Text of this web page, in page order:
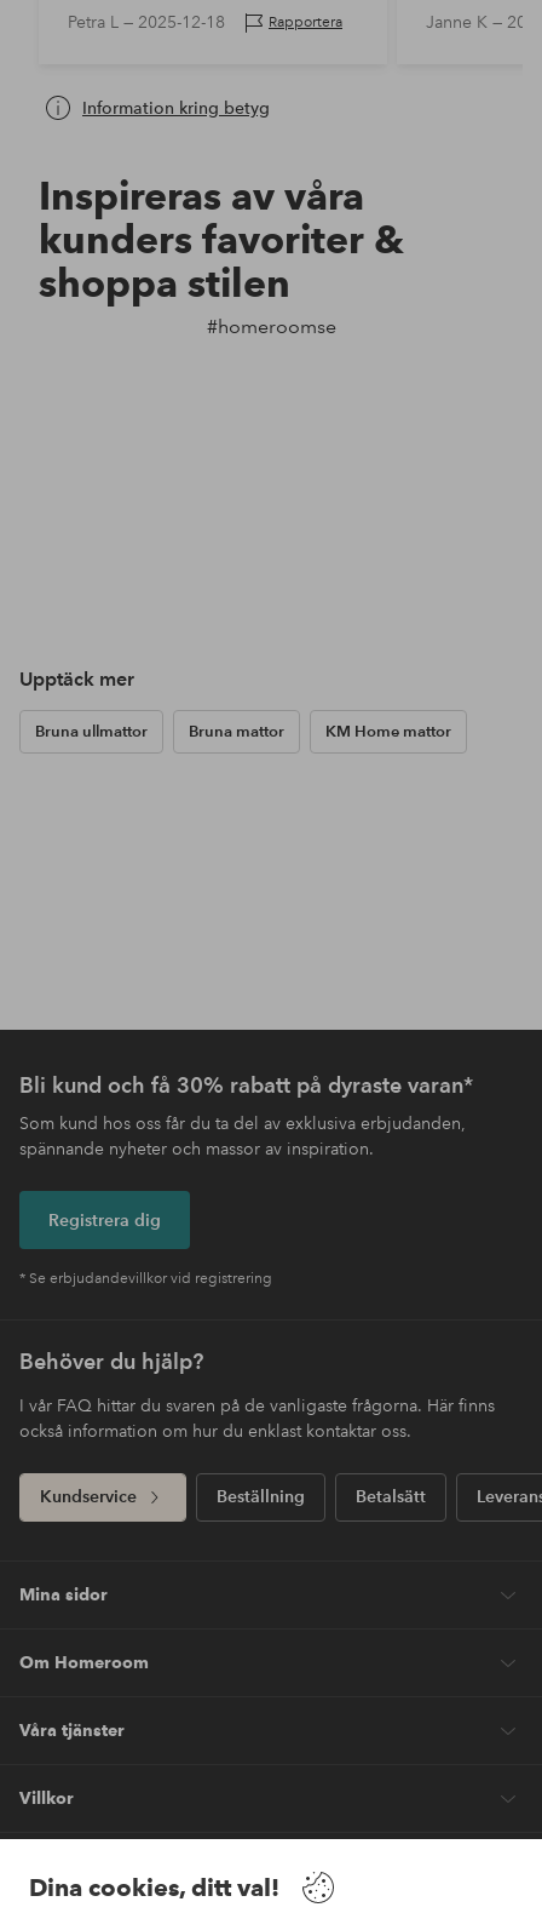
Dina cookies, ditt val!
Petra L — 2025-12-18 Rapportera Janne K —
Information kring betyg
Inspireras av våra
kunders favoriter &
shoppa stilen
#homeroomse
Upptäck mer
Bruna ullmattor Bruna mattor KM Home mattor
Bli kund och få 30% rabatt på dyraste varan*
Som kund hos oss får du ta del av exklusiva erbjudanden,
spännande nyheter och massor av inspiration.
Registrera dig
* Se erbjudandevillkor vid registrering
Behöver du hjälp?
I vår FAQ hittar du svaren på de vanligaste frågorna. Här finns
också information om hur du enklast kontaktar oss.
Kundservice Beställning Betalsätt
Mina sidor
Om Homeroom
Våra tjänster
Villkor